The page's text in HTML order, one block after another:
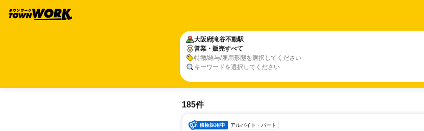
大阪府滝谷不動駅
営業・販売すべて
特徴/給与/雇用形態を選択してください
キーワードを選択してください
185件
アルバイト・パート